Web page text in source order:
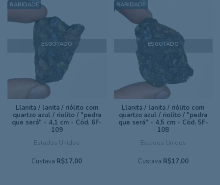
ESGOTADO
Estados Unidos
Llanita / lanita / riólito com
quartzo azul / riolito / "pedra
que será" - 4,1 cm - Cód. 6F-
109
Custava R$17,00
ESGOTADO
Estados Unidos
Llanita / lanita / riólito com
quartzo azul / riolito / "pedra
que será" - 4,5 cm - Cód. 5F-
108
Custava R$17,00